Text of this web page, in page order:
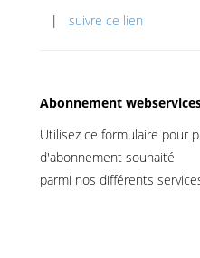
|suivre ce lien
Abonnement
Utilisez ce formulaire pour
d'abonnement souhaité
parmi nos différents